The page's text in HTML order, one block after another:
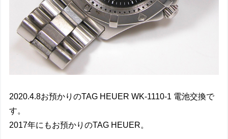
2020.4.8お預かりのTAG HEUER WK-1110-1 電池交換で
す。
2017年にもお預かりのTAG HEUER。